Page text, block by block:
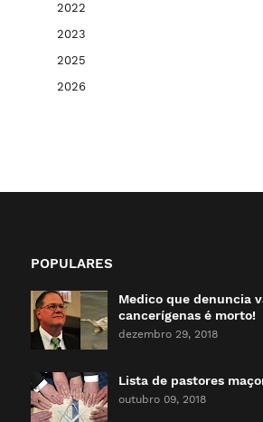
2022
2023
2025
2026
POPULARES
Medico que denuncia
cancerígenas é morto!
dezembro 29, 2018
Lista de pastores
outubro 09, 2018